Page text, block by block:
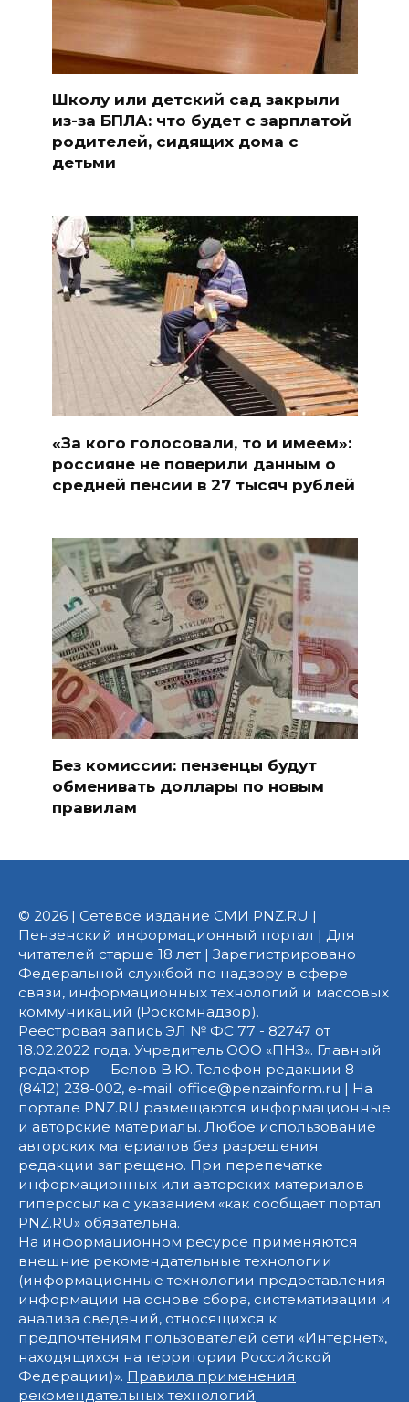
Школу или детский сад закрыли
из-за БПЛА: что будет с зарплатой
родителей, сидящих дома с
детьми
«За кого голосовали, то и имеем»:
россияне не поверили данным о
средней пенсии в 27 тысяч рублей
Без комиссии: пензенцы будут
обменивать доллары по новым
правилам
© 2026 | Сетевое издание СМИ PNZ.RU |
Пензенский информационный портал | Для
читателей старше 18 лет | Зарегистрировано
Федеральной службой по надзору в сфере
связи, информационных технологий и массовых
коммуникаций (Роскомнадзор).
Реестровая запись ЭЛ № ФС 77 - 82747 от
18.02.2022 года. Учредитель ООО «ПНЗ». Главный
редактор — Белов В.Ю. Телефон редакции 8
(8412) 238-002, e-mail: office@penzainform.ru | На
портале PNZ.RU размещаются информационные
и авторские материалы. Любое использование
авторских материалов без разрешения
редакции запрещено. При перепечатке
информационных или авторских материалов
гиперссылка с указанием «как сообщает портал
PNZ.RU» обязательна.
На информационном ресурсе применяются
внешние рекомендательные технологии
(информационные технологии предоставления
информации на основе сбора, систематизации и
анализа сведений, относящихся к
предпочтениям пользователей сети «Интернет»,
находящихся на территории Российской
Федерации)». Правила применения
рекомендательных технологий.